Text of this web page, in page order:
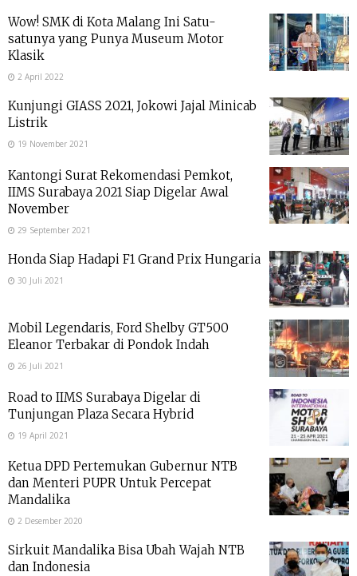
Wow! SMK di Kota Malang Ini Satu-
satunya yang Punya Museum Motor
Klasik
2 April 2022
Kunjungi GIASS 2021, Jokowi Jajal Minicab
Listrik
19 November 2021
Kantongi Surat Rekomendasi Pemkot,
IIMS Surabaya 2021 Siap Digelar Awal
November
29 September 2021
Honda Siap Hadapi F1 Grand Prix Hungaria
30 Juli 2021
Mobil Legendaris, Ford Shelby GT500
Eleanor Terbakar di Pondok Indah
26 Juli 2021
Road to IIMS Surabaya Digelar di
Tunjungan Plaza Secara Hybrid
19 April 2021
Ketua DPD Pertemukan Gubernur NTB
dan Menteri PUPR Untuk Percepat
Mandalika
2 Desember 2020
Sirkuit Mandalika Bisa Ubah Wajah NTB
dan Indonesia